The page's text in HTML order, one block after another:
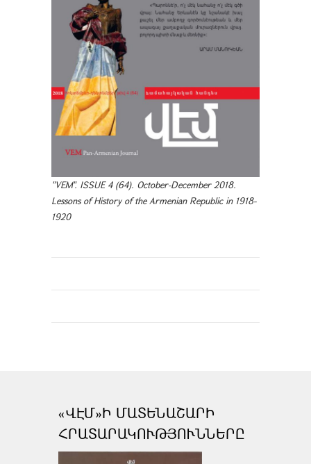
"VEM". ISSUE 4 (64). October-December 2018.
Lessons of History of the Armenian Republic in 1918-
1920
«ՎԷՄ»Ի ՄԱՏԵՆԱՇԱՐԻ
ՀՐԱՏԱՐԱԿՈՒԹՅՈՒՆՆԵՐԸ